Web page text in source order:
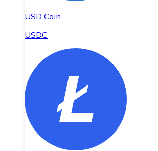
USD Coin
USDC